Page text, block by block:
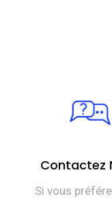
Contactez
Si vous